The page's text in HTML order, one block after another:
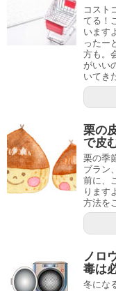
コスト
てる！
います
ったー
方も。
がいい
いてき
栗の
で皮
栗の季
ブラン
前に、
ります
方法を
ノロ
毒は
冬にな